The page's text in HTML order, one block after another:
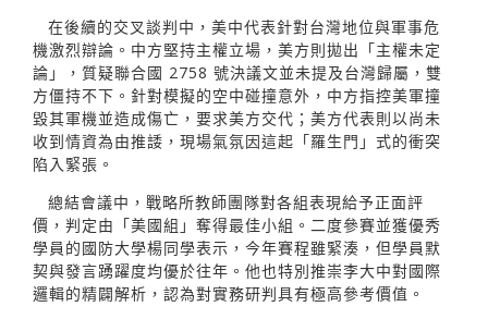
在後續的交叉談判中，美中代表針對台灣地位與軍事危
機激烈辯論。中方堅持主權立場，美方則拋出「主權未定
論」，質疑聯合國 2758 號決議文並未提及台灣歸屬，雙
方僵持不下。針對模擬的空中碰撞意外，中方指控美軍撞
毀其軍機並造成傷亡，要求美方交代；美方代表則以尚未
收到情資為由推諉，現場氣氛因這起「羅生門」式的衝突
陷入緊張。
總結會議中，戰略所教師團隊對各組表現給予正面評
價，判定由「美國組」奪得最佳小組。二度參賽並獲優秀
學員的國防大學楊同學表示，今年賽程雖緊湊，但學員默
契與發言踴躍度均優於往年。他也特別推崇李大中對國際
邏輯的精闢解析，認為對實務研判具有極高參考價值。